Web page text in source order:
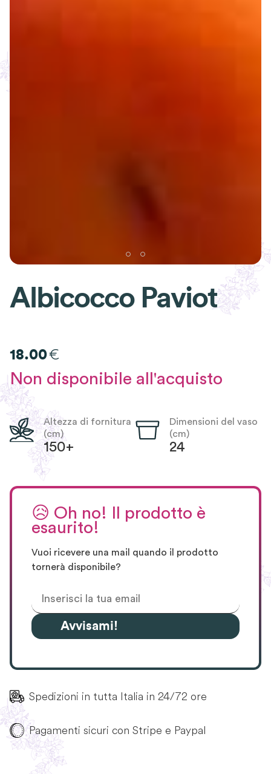
Albicocco Paviot
18.00€
Non disponibile all'acquisto
Altezza di fornitura
(cm)
150+
Dimensioni del vaso
(cm)
24
😥 Oh no! Il prodotto è
esaurito!
Vuoi ricevere una mail quando il prodotto
tornerà disponibile?
Avvisami!
Spedizioni in tutta Italia in 24/72 ore
Pagamenti sicuri con Stripe e Paypal